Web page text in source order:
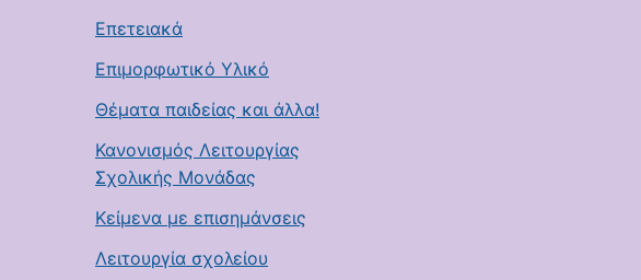
Επετειακά
Επιμορφωτικό Υλικό
Θέματα παιδείας και άλλα!
Κανονισμός Λειτουργίας
Σχολικής Μονάδας
Κείμενα με επισημάνσεις
Λειτουργία σχολείου